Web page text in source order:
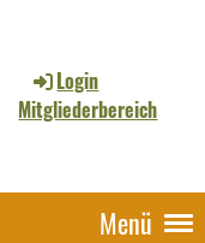
Login
Mitgliederbereich
Menü